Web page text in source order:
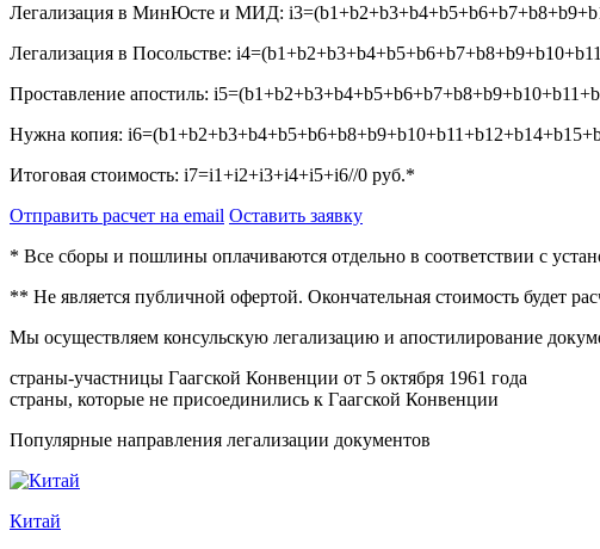
Легализация в МинЮсте и МИД:
Легализация в Посольстве:
Проставление апостиль:
Нужна копия:
Итоговая стоимость: i7=i1+i2+i3+i4+i5+i6//0 руб.*
Отправить расчет на email Оставить заявку
* Все сборы и пошлины оплачиваются отдельно в соответствии с
** Не является публичной офертой. Окончательная стоимость будет
Мы осуществляем консульскую легализацию и апостилирование
страны-участницы Гаагской Конвенции от 5 октября 1961 года
страны, которые не присоединились к Гаагской Конвенции
Популярные направления легализации документов
Китай